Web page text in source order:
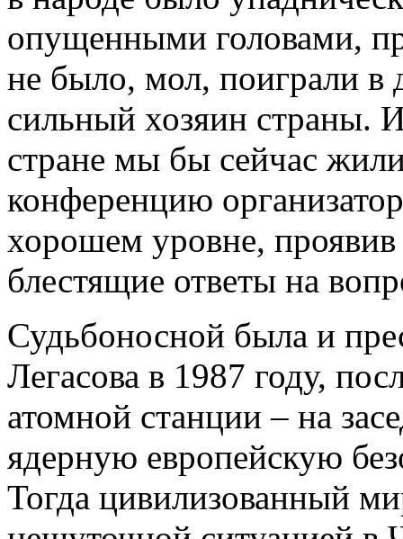
опущенными головами,
не было, мол, поиграли в
сильный хозяин страны.
стране мы бы сейчас
конференцию
хорошем уровне,
блестящие ответы на
Судьбоносной была и
Легасова в 1987 году,
атомной станции – на
ядерную европейскую
Тогда цивилизованный